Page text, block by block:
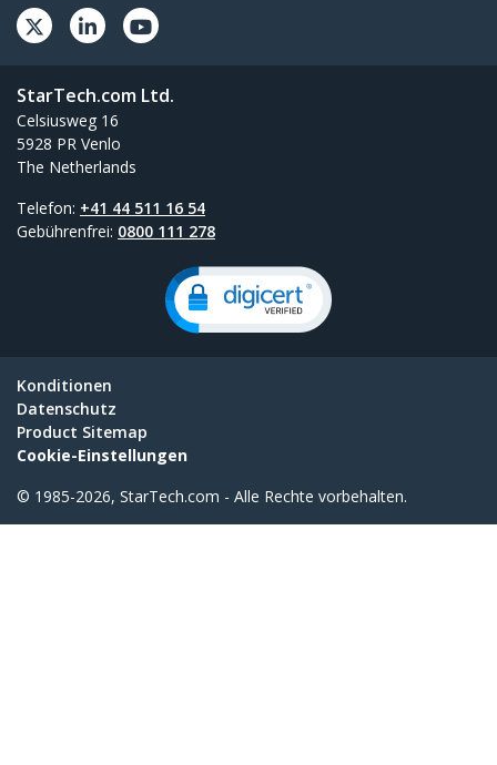
StarTech.com Ltd.
Celsiusweg 16
5928 PR Venlo
The Netherlands
Telefon: +41 44 511 16 54
Gebührenfrei: 0800 111 278
Konditionen
Datenschutz
Product Sitemap
Cookie-Einstellungen
© 1985-2026, StarTech.com - Alle Rechte vorbehalten.